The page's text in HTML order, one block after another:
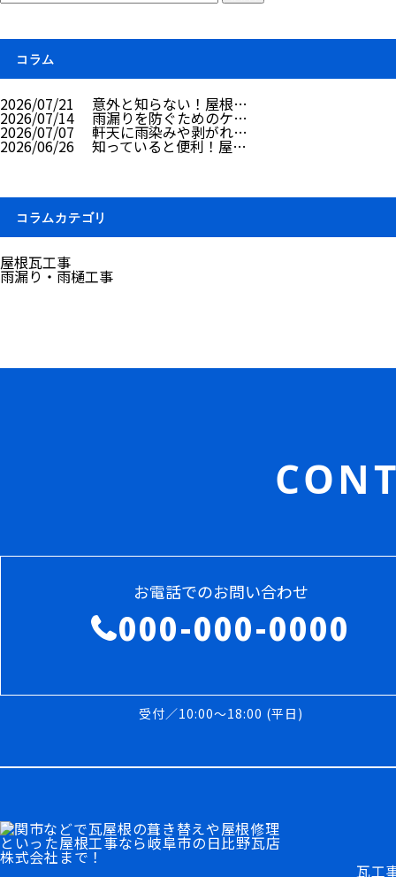
コラム
2026/07/21 意外と知らない！屋根…
2026/07/14 雨漏りを防ぐためのケ…
2026/07/07 軒天に雨染みや剥がれ…
2026/06/26 知っていると便利！屋…
コラムカテゴリ
屋根瓦工事
雨漏り・雨樋工事
お電話でのお問い合わせ
000-000-0000
受付／10:00～18:00 (平日)
瓦工